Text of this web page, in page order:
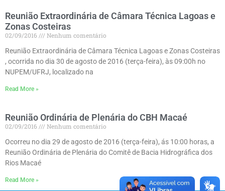
Reunião Extraordinária de Câmara Técnica Lagoas e
Zonas Costeiras
02/09/2016
Nenhum comentário
Reunião Extraordinária de Câmara Técnica Lagoas e Zonas Costeiras
, ocorrida no dia 30 de agosto de 2016 (terça-feira), às 09:00h no
NUPEM/UFRJ, localizado na
Read More »
Reunião Ordinária de Plenária do CBH Macaé
02/09/2016
Nenhum comentário
Ocorreu no dia 29 de agosto de 2016 (terça-feira), ás 10:00 horas, a
Reunião Ordinária de Plenária do Comitê de Bacia Hidrográfica dos
Rios Macaé
Read More »